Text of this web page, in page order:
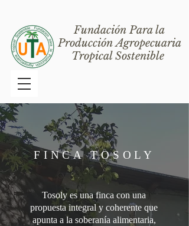
Fundación Para la
Producción Agropecuaria
Tropical Sostenible
FINCA TOSOLY
Tosoly es una finca con una
propuesta integral y coherente que
apunta a la soberanía alimentaria,